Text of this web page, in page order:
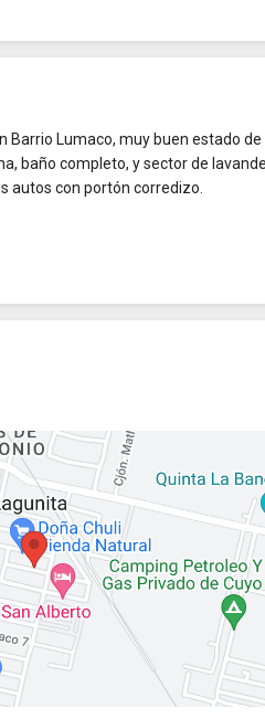
Barrio Lumaco, muy buen estado
baño completo, y sector de
autos con portón corredizo.